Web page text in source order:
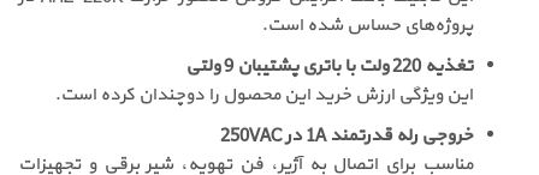
پروژه‌های حساس شده است.
تغذیه 220 ولت با باتری پشتیبان 9 ولتی
این ویژگی ارزش خرید این محصول را دوچندان کرده است.
خروجی رله قدرتمند 1A در 250VAC
مناسب برای اتصال به آژیر، فن تهویه، شیر برقی و تجهیزات